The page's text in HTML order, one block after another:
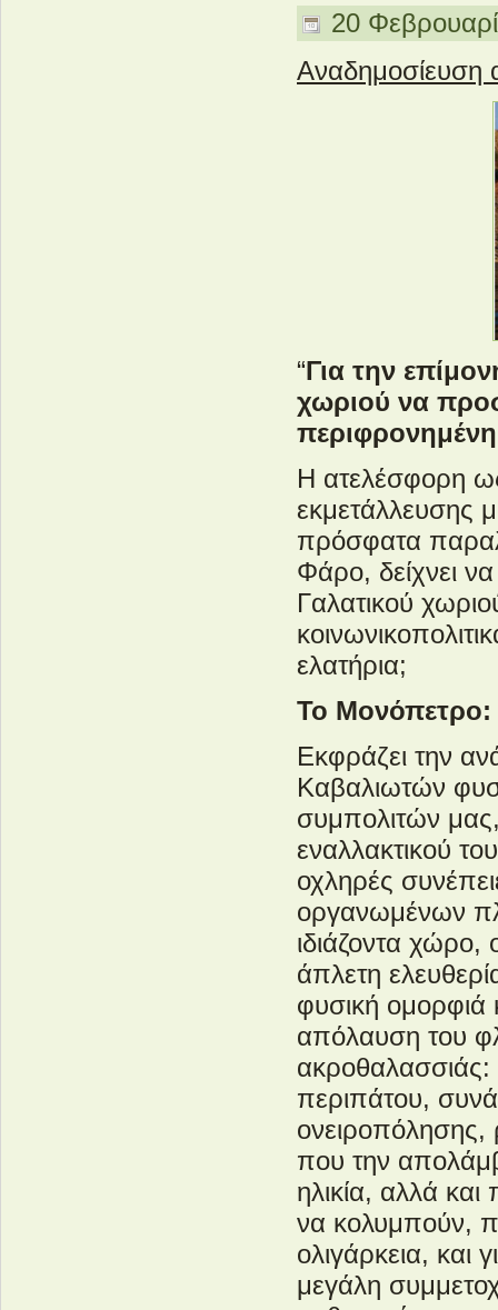
20
Αναδημοσίευση
“Για την
χωριού να
Η ατελέσφορη
εκμετάλλευσης
πρόσφατα
Φάρο, δείχνει
Γαλατικού
ελατήρια;
Το Μονόπετρο:
Εκφράζει την
Καβαλιωτών
συμπολιτών
εναλλακτικού
οχληρές
οργανωμένων
ιδιάζοντα χώρο,
άπλετη
φυσική ομορφιά
απόλαυση του
ακροθαλασσιάς:
περιπάτου,
που την
ηλικία, αλλά
να κολυμπούν,
ολιγάρκεια, και
μεγάλη